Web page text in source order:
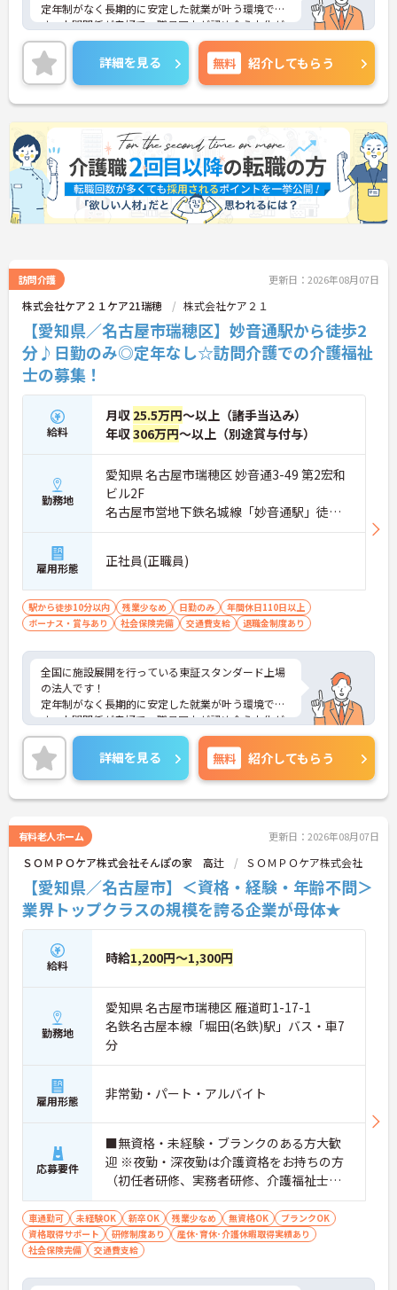
定年制がなく長期的に安定した就業が叶う環境で
す。人間関係が良好で、職員同士が認め合う文化が
根付いています。
ご興味のある方には、面接対策ポイントなど、さら
に詳細をご案内しますのでお気軽にご相談くださ
い！
詳細を見る 無料 紹介してもらう
訪問介護 更新日：2026年08月07日
株式会社ケア２１ケア21瑞穂 株式会社ケア２１
【愛知県／名古屋市瑞穂区】妙音通駅から徒歩2
分♪日勤のみ◎定年なし☆訪問介護での介護福祉
士の募集！
給料
月収 25.5万円～以上（諸手当込み）
年収306万円～以上（別途賞与付与）
勤務地
愛知県 名古屋市瑞穂区 妙音通3-49 第2宏和
ビル2F
名古屋市営地下鉄名城線「妙音通駅」徒歩2
分
雇用形態 正社員(正職員)
駅から徒歩10分以内 残業少なめ 日勤のみ
年間休日110日以上
ボーナス・賞与あり
社会保険完備 交通費支給 退職金制度あり
全国に施設展開を行っている東証スタンダード上場
の法人です！
定年制がなく長期的に安定した就業が叶う環境で
す。人間関係が良好で、職員同士が認め合う文化が
根付いています。
ご興味のある方には、面接対策ポイントなど、さら
に詳細をご案内しますのでお気軽にご相談くださ
い！
詳細を見る 無料 紹介してもらう
有料老人ホーム 更新日：2026年08月07日
ＳＯＭＰＯケア株式会社そんぽの家 高辻 ＳＯＭＰＯケア株式会社
【愛知県／名古屋市】＜資格・経験・年齢不問＞
業界トップクラスの規模を誇る企業が母体★
給料 時給1,200円～1,300円
勤務地
愛知県 名古屋市瑞穂区 雁道町1-17-1
名鉄名古屋本線「堀田(名鉄)駅」バス・車7
分
雇用形態 非常勤・パート・アルバイト
応募要件
■無資格・未経験・ブランクのある方大歓
迎 ※夜勤・深夜勤は介護資格をお持ちの方
（初任者研修、実務者研修、介護福祉士）
■年齢不問（シニア・主婦（夫）・学生
歓迎！）
車通勤可 未経験OK 新卒OK 残業少なめ 無資格OK
ブランクOK
資格取得サポート
研修制度あり
産休･育休･介護休暇取得実績あり
社会保険完備
交通費支給